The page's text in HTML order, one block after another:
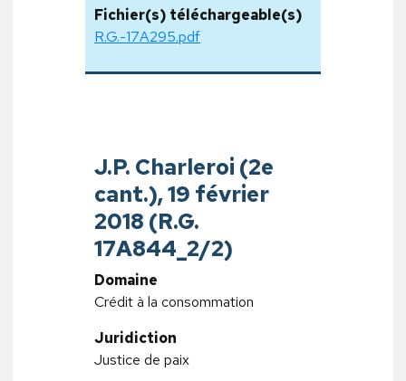
Fichier(s) téléchargeable(s)
R.G.-17A295.pdf
J.P. Charleroi (2e
cant.), 19 février
2018 (R.G.
17A844_2/2)
Domaine
Crédit à la consommation
Juridiction
Justice de paix